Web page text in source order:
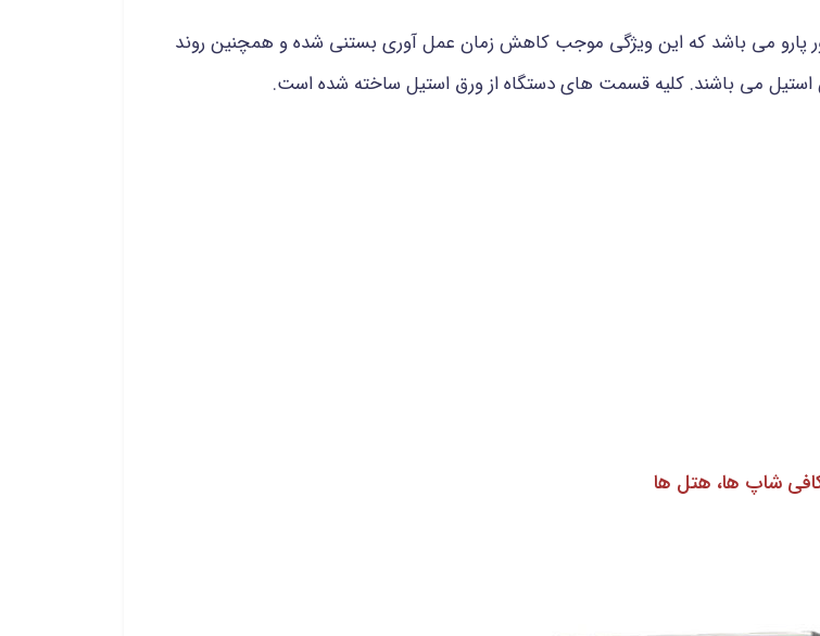
دور پارو می باشد که این ویژگی موجب کاهش زمان عمل آوری بستنی شده و همچنین روند
می باشند. کلیه قسمت های دستگاه از ورق استیل ساخته شده است.
شاپ ها، هتل ها